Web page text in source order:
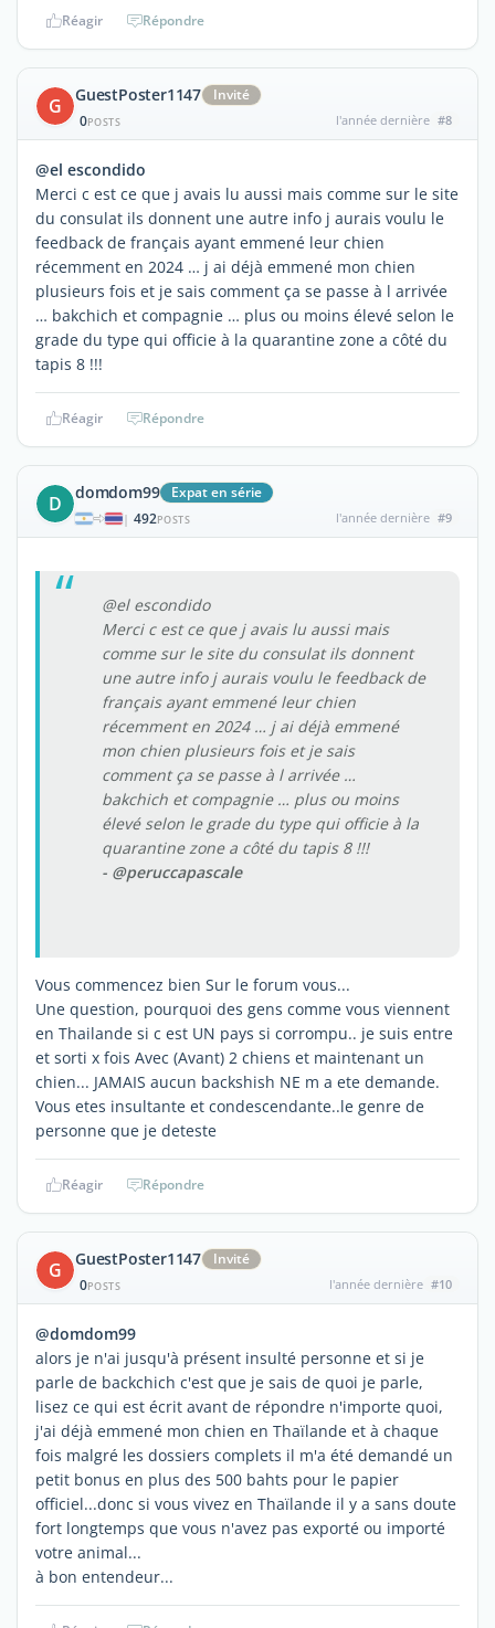
Réagir Répondre
G GuestPoster1147
Invité
0POSTS l'année dernière #8
@el escondido
Merci c est ce que j avais lu aussi mais comme sur le site
du consulat ils donnent une autre info j aurais voulu le
feedback de français ayant emmené leur chien
récemment en 2024 … j ai déjà emmené mon chien
plusieurs fois et je sais comment ça se passe à l arrivée
… bakchich et compagnie … plus ou moins élevé selon le
grade du type qui officie à la quarantine zone a côté du
tapis 8 !!!
Réagir Répondre
D domdom99 Expat en série
| 492POSTS l'année dernière #9
@el escondido
Merci c est ce que j avais lu aussi mais
comme sur le site du consulat ils donnent
une autre info j aurais voulu le feedback de
français ayant emmené leur chien
récemment en 2024 … j ai déjà emmené
mon chien plusieurs fois et je sais
comment ça se passe à l arrivée …
bakchich et compagnie … plus ou moins
élevé selon le grade du type qui officie à la
quarantine zone a côté du tapis 8 !!!
- @peruccapascale
Vous commencez bien Sur le forum vous...
Une question, pourquoi des gens comme vous viennent
en Thailande si c est UN pays si corrompu.. je suis entre
et sorti x fois Avec (Avant) 2 chiens et maintenant un
chien... JAMAIS aucun backshish NE m a ete demande.
Vous etes insultante et condescendante..le genre de
personne que je deteste
Réagir Répondre
G GuestPoster1147
Invité
0POSTS l'année dernière #10
@domdom99
alors je n'ai jusqu'à présent insulté personne et si je
parle de backchich c'est que je sais de quoi je parle,
lisez ce qui est écrit avant de répondre n'importe quoi,
j'ai déjà emmené mon chien en Thaïlande et à chaque
fois malgré les dossiers complets il m'a été demandé un
petit bonus en plus des 500 bahts pour le papier
officiel...donc si vous vivez en Thaïlande il y a sans doute
fort longtemps que vous n'avez pas exporté ou importé
votre animal...
à bon entendeur...